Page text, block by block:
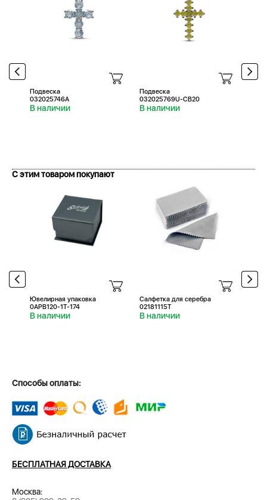
Подвеска
032025746A
В наличии
Подвеска
032025769U-CB20
В наличии
С этим товаром покупают
Ювелирная упаковка
0APB120-1T-174
В наличии
Салфетка для серебра
02181115T
В наличии
Способы оплаты:
БЕСПЛАТНАЯ ДОСТАВКА
Москва: